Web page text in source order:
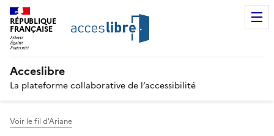
RÉPUBLIQUE
FRANÇAISE
Acceslibre
La plateforme collaborative de l’accessibilité
Voir le fil d'Ariane